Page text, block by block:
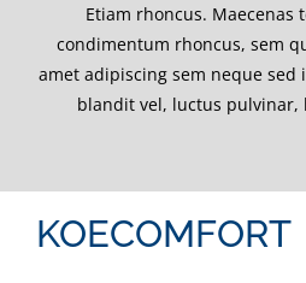
Etiam rhoncus. Maecenas
condimentum rhoncus, sem
amet adipiscing sem neque sed
blandit vel, luctus
KOECOMFORT